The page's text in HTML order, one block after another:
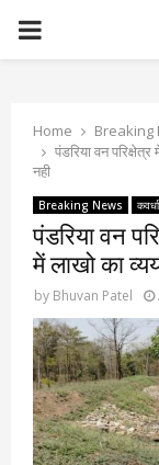
PRIMARY
Home
Breaking
पंडरिया वन
नही
Breaking News कवर्धा
पंडरिया वन
में लाखो का
by Bhuvan Patel